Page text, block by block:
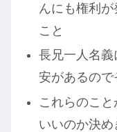
んにも権利
こと
長兄一人名
安があるので
これらのこ
いいのか決め